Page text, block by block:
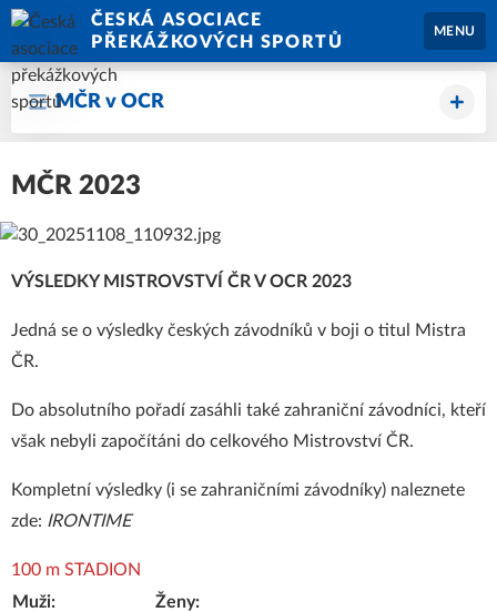
ČESKÁ ASOCIACE
PŘEKÁŽKOVÝCH SPORTŮ
MENU
MČR v OCR
MČR 2023
VÝSLEDKY MISTROVSTVÍ ČR V OCR 2023
Jedná se o výsledky českých závodníků v boji o titul Mistra
ČR.
Do absolutního pořadí zasáhli také zahraniční závodníci, kteří
však nebyli započítáni do celkového Mistrovství ČR.
Kompletní výsledky (i se zahraničními závodníky) naleznete
zde: IRONTIME
100 m STADION
Muži:
Ženy: